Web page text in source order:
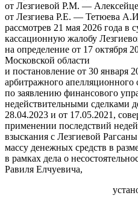
от Лезгиевой Р.М. —
от Лезгиева Р.Е. — Тетюева
рассмотрев 21 мая 2026 года в
кассационную жалобу
на определение от 17 октября
Московской области
и постановление от 30 января
арбитражного апелляционного
по заявлению финансового
недействительными сделками
28.04.2023 и от 17.05.2021,
применении последствий
взыскания с Лезгиевой
массу денежных средств в
в рамках дела о
Равиля Елчуевича,